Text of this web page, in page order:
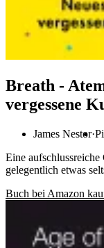
Breath -
vergessene
James Nestor
Eine aufschlussreiche
gelegentlich etwas
Buch bei Amazon